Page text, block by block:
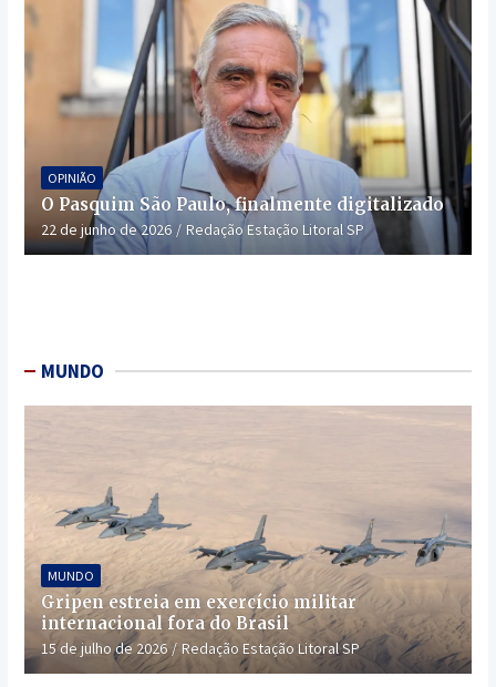
OPINIÃO
O Pasquim São Paulo, finalmente digitalizado
22 de junho de 2026 Redação Estação Litoral SP
MUNDO
MUNDO
Gripen estreia em exercício militar
internacional fora do Brasil
15 de julho de 2026 Redação Estação Litoral SP